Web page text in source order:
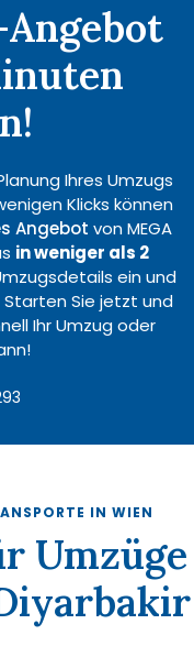
Ihres Umzugs
Klicks können
Angebot von MEGA
in weniger als 2
ein und
Starten Sie jetzt und
Ihr Umzug oder
IN WIEN
Umzüge